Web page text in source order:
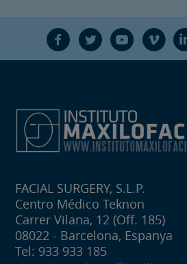
F T Y V
FACIAL SURGERY, S.L.P.
Centro Médico Teknon
Carrer Vilana, 12 (Off. 185)
08022 - Barcelona, Espanya
Tel: 933 933 185